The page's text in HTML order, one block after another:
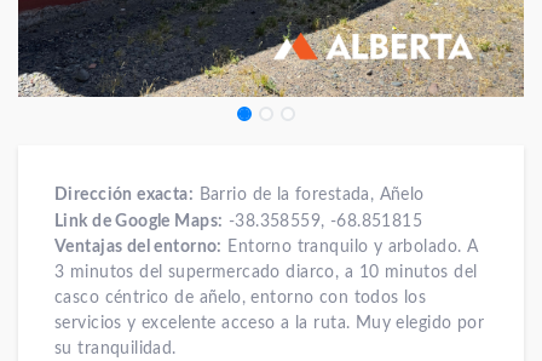
Dirección exacta: Barrio de la forestada, Añelo
Link de Google Maps: -38.358559, -68.851815
Ventajas del entorno: Entorno tranquilo y arbolado. A
3 minutos del supermercado diarco, a 10 minutos del
casco céntrico de añelo, entorno con todos los
servicios y excelente acceso a la ruta. Muy elegido por
su tranquilidad.